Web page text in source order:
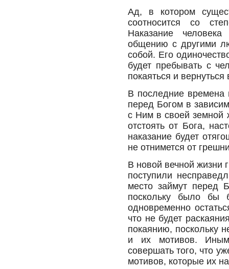
Ад, в котором
соотносится со
Наказание
общению с другими
собой. Его
будет пребывать с
покаяться и
В последние времена
перед Богом в
с Ним в своей земной
отстоять от Бога,
наказание будет
не отнимется от
В новой вечной жизни
поступили
место займут перед
поскольку было бы
одновременно
что не будет
покаянию, поскольку
и их мотивов.
совершать того, что
мотивов, которые их